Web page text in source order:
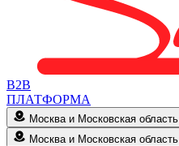
B2B
ПЛАТФОРМА
Москва и Московская область
Москва и Московская область